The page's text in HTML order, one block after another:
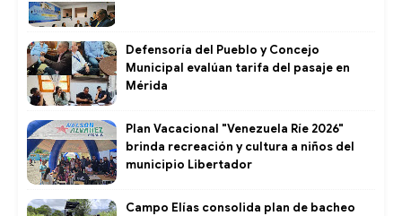
Defensoría del Pueblo y Concejo
Municipal evalúan tarifa del pasaje en
Mérida
Plan Vacacional "Venezuela Ríe 2026"
brinda recreación y cultura a niños del
municipio Libertador
Campo Elías consolida plan de bacheo